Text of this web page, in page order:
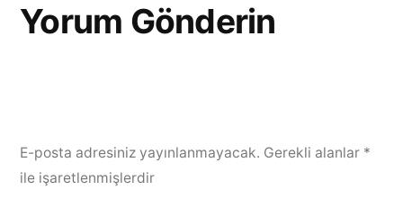
Yorum Gönderin
E-posta adresiniz yayınlanmayacak. Gerekli alanlar *
ile işaretlenmişlerdir